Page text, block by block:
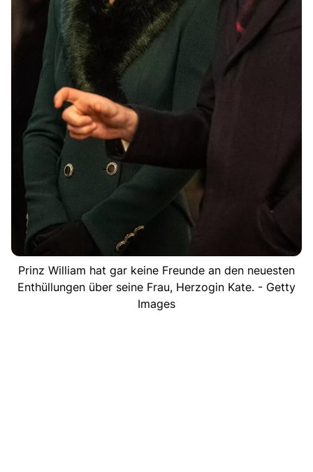
Prinz William hat gar keine Freunde an den neuesten
Enthüllungen über seine Frau, Herzogin Kate. - Getty
Images